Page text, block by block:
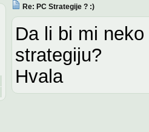
Re: PC Strategije ? :)
Da li bi mi
strategiju?
Hvala